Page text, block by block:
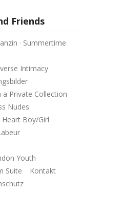
Friends
· Summertime
Intimacy
a Private Collection
Nudes
Heart Boy/Girl
Youth
Suite
Kontakt